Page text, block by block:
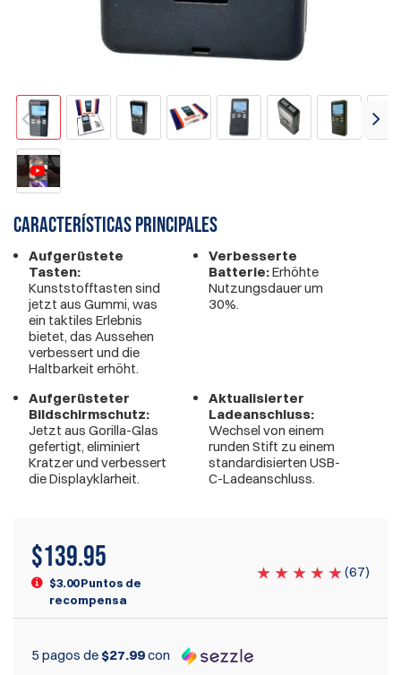
Características principales
Aufgerüstete
Tasten:
Kunststofftasten sind
jetzt aus Gummi, was
ein taktiles Erlebnis
bietet, das Aussehen
verbessert und die
Haltbarkeit erhöht.
Verbesserte
Batterie:Erhöhte
Nutzungsdauer um
30%.
Aufgerüsteter
Bildschirmschutz:
Jetzt aus Gorilla-Glas
gefertigt, eliminiert
Kratzer und verbessert
die Displayklarheit.
Aktualisierter
Ladeanschluss:
Wechsel von einem
runden Stift zu einem
standardisierten USB-
C-Ladeanschluss.
$139.95
$3.00 Puntos de
recompensa
(67)
5 pagos de $27.99con